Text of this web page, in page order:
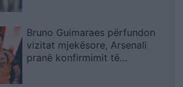
Bruno Guimaraes përfundon
vizitat mjekësore, Arsenali
pranë konfirmimit të